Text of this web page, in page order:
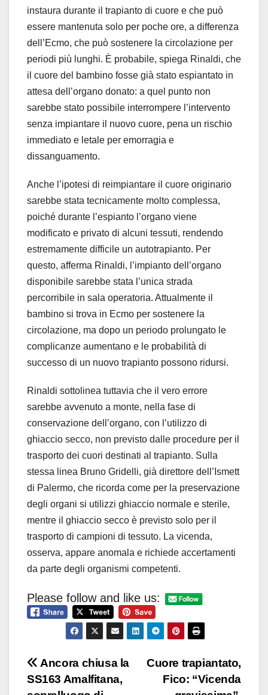
instaura durante il trapianto di cuore e che può
essere mantenuta solo per poche ore, a differenza
dell’Ecmo, che può sostenere la circolazione per
periodi più lunghi. È probabile, spiega Rinaldi, che
il cuore del bambino fosse già stato espiantato in
attesa dell’organo donato: a quel punto non
sarebbe stato possibile interrompere l’intervento
senza impiantare il nuovo cuore, pena un rischio
immediato e letale per emorragia e
dissanguamento.
Anche l’ipotesi di reimpiantare il cuore originario
sarebbe stata tecnicamente molto complessa,
poiché durante l’espianto l’organo viene
modificato e privato di alcuni tessuti, rendendo
estremamente difficile un autotrapianto. Per
questo, afferma Rinaldi, l’impianto dell’organo
disponibile sarebbe stata l’unica strada
percorribile in sala operatoria. Attualmente il
bambino si trova in Ecmo per sostenere la
circolazione, ma dopo un periodo prolungato le
complicanze aumentano e le probabilità di
successo di un nuovo trapianto possono ridursi.
Rinaldi sottolinea tuttavia che il vero errore
sarebbe avvenuto a monte, nella fase di
conservazione dell’organo, con l’utilizzo di
ghiaccio secco, non previsto dalle procedure per il
trasporto dei cuori destinati al trapianto. Sulla
stessa linea Bruno Gridelli, già direttore dell’Ismett
di Palermo, che ricorda come per la preservazione
degli organi si utilizzi ghiaccio normale e sterile,
mentre il ghiaccio secco è previsto solo per il
trasporto di campioni di tessuto. La vicenda,
osserva, appare anomala e richiede accertamenti
da parte degli organismi competenti.
Please follow and like us:
Navigazione
Cuore trapiantato,
Fico: “Vicenda
Ancora chiusa la
SS163 Amalfitana,